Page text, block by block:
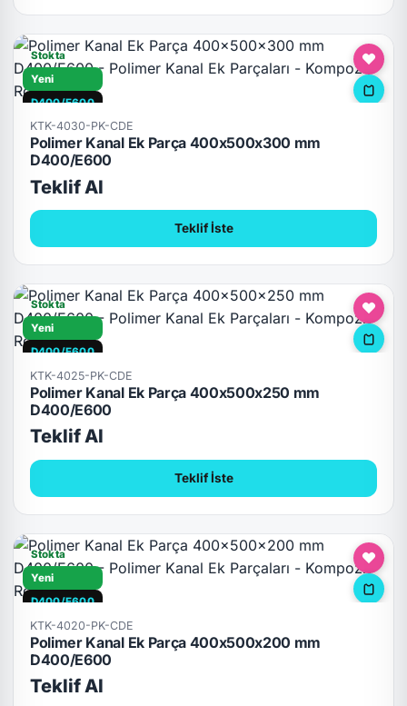
Stokta
Yeni
D400/E600
KTK-4030-PK-CDE
Polimer Kanal Ek Parça 400x500x300 mm
D400/E600
Teklif Al
Teklif İste
Stokta
Yeni
D400/E600
KTK-4025-PK-CDE
Polimer Kanal Ek Parça 400x500x250 mm
D400/E600
Teklif Al
Teklif İste
Stokta
Yeni
D400/E600
KTK-4020-PK-CDE
Polimer Kanal Ek Parça 400x500x200 mm
D400/E600
Teklif Al